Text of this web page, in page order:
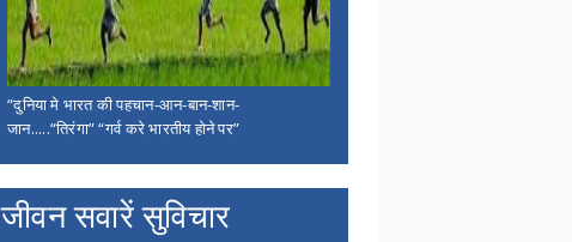
“दुनिया मे भारत की पहचान-आन-बान-शान-
जान.....“तिरंगा” “गर्व करे भारतीय होने पर”
जीवन सवारें सुविचार